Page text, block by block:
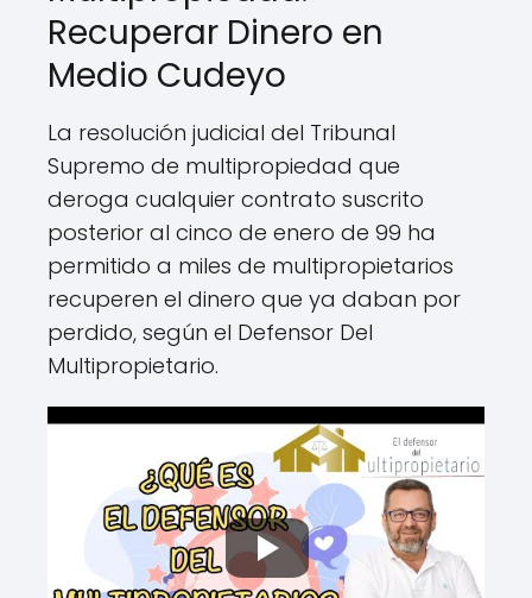
Recuperar Dinero en
Medio Cudeyo
La resolución judicial del Tribunal
Supremo de multipropiedad que
deroga cualquier contrato suscrito
posterior al cinco de enero de 99 ha
permitido a miles de multipropietarios
recuperen el dinero que ya daban por
perdido, según el Defensor Del
Multipropietario.